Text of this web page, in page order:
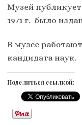
Музей
1971 г. было
В музее
кандидата наук.
Поделиться ссылкой: